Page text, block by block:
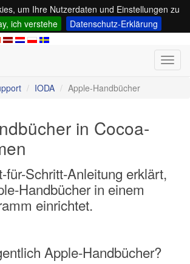
um Ihre Nutzerdaten und Einstellungen zu
ich verstehe Datenschutz-Erklärung
IODA Apple-Handbücher
in Cocoa-
für-Schritt-Anleitung erklärt,
Handbücher in einem
einrichtet.
Apple-Handbücher?